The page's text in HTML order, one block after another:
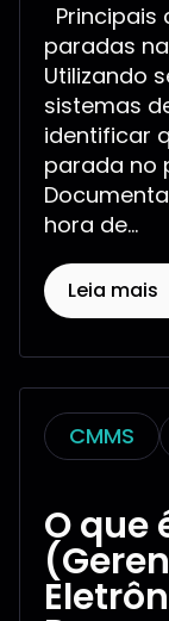
paradas
Utilizando
sistemas
identificar
parada no
hora de...
Leia mais
CMMS
O que